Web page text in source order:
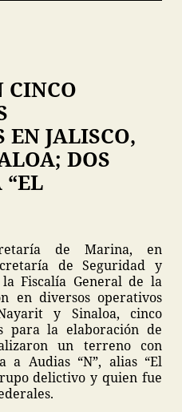
CINCO
EN JALISCO,
DOS
“EL
de Marina, en
de Seguridad y
Fiscalía General de la
en diversos operativos
y Sinaloa, cinco
para la elaboración de
un terreno con
a Audias “N”, alias “El
delictivo y quien fue